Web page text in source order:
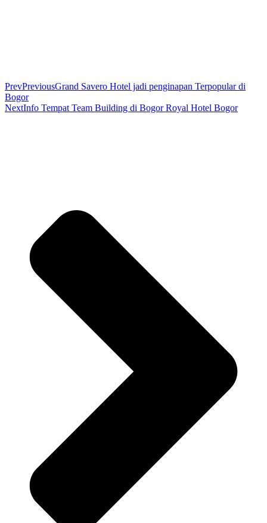
PrevPreviousGrand Savero Hotel jadi penginapan Terpopular di
Bogor
NextInfo Tempat Team Building di Bogor Royal Hotel Bogor